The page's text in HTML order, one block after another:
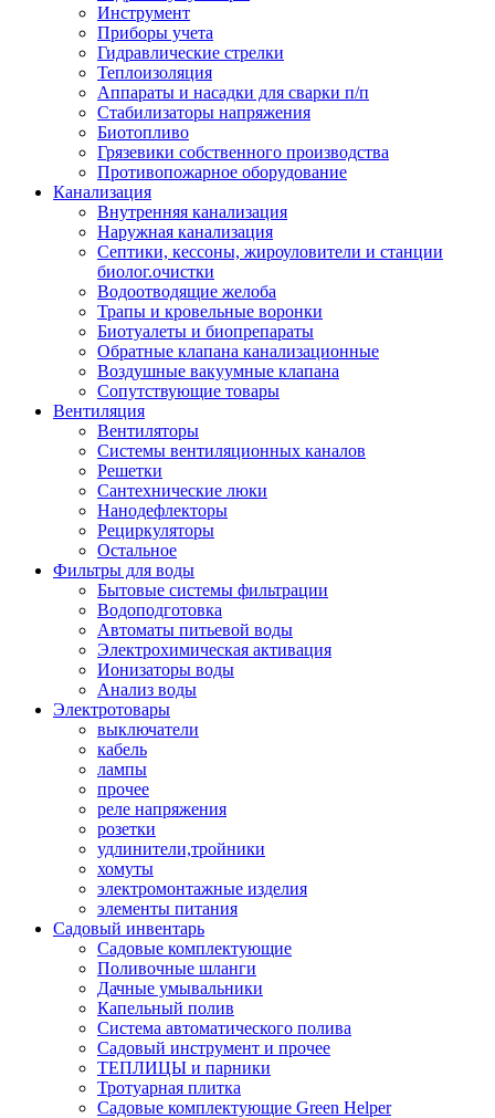
Инструмент
Приборы учета
Гидравлические стрелки
Теплоизоляция
Аппараты и насадки для сварки п/п
Стабилизаторы напряжения
Биотопливо
Грязевики собственного производства
Противопожарное оборудование
Канализация
Внутренняя канализация
Наружная канализация
Септики, кессоны, жироуловители и станции
биолог.очистки
Водоотводящие желоба
Трапы и кровельные воронки
Биотуалеты и биопрепараты
Обратные клапана канализационные
Воздушные вакуумные клапана
Сопутствующие товары
Вентиляция
Вентиляторы
Системы вентиляционных каналов
Решетки
Сантехнические люки
Нанодефлекторы
Рециркуляторы
Остальное
Фильтры для воды
Бытовые системы фильтрации
Водоподготовка
Автоматы питьевой воды
Электрохимическая активация
Ионизаторы воды
Анализ воды
Электротовары
выключатели
кабель
лампы
прочее
реле напряжения
розетки
удлинители,тройники
хомуты
электромонтажные изделия
элементы питания
Садовый инвентарь
Садовые комплектующие
Поливочные шланги
Дачные умывальники
Капельный полив
Система автоматического полива
Садовый инструмент и прочее
ТЕПЛИЦЫ и парники
Тротуарная плитка
Садовые комплектующие Green Helper